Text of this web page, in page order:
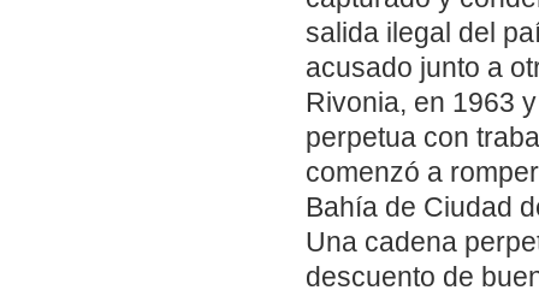
salida ilegal del
acusado junto a
Rivonia, en 1963
perpetua con
comenzó a
Bahía de Ciudad
Una cadena
descuento de